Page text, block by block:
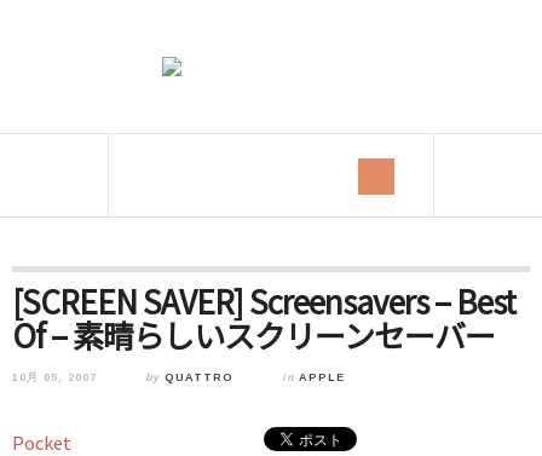
[SCREEN SAVER] Screensavers – Best
Of – 素晴らしいスクリーンセーバー
10月 05, 2007 by QUATTRO in APPLE
Pocket